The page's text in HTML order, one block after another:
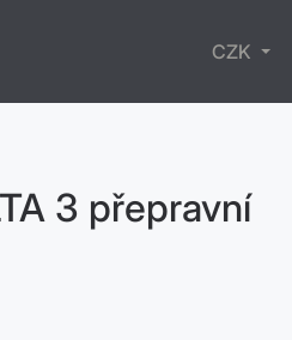
CZK
3 přepravní